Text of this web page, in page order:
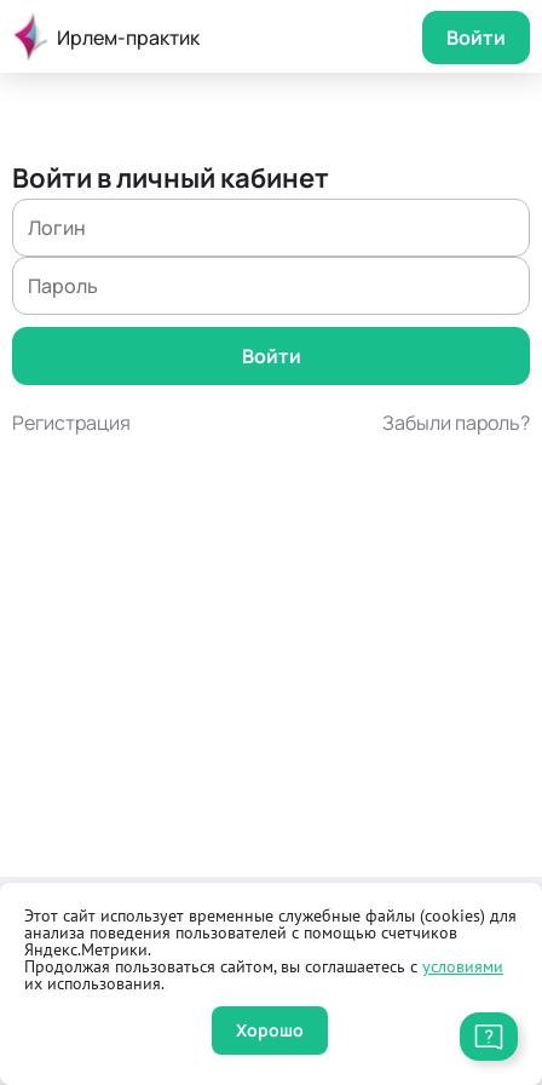
Ирлем-практик Войти
Войти в личный кабинет
Регистрация Забыли пароль?
Контакты
Как купить
Общественная приёмная
Реквизиты
Оферта
Правила продажи товаров
Этот сайт использует временные служебные файлы (cookies) для
анализа поведения пользователей с помощью счетчиков
Яндекс.Метрики.
Продолжая пользоваться сайтом, вы соглашаетесь с условиями
их использования.
Хорошо